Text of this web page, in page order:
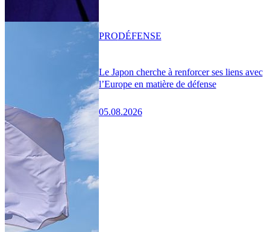
Le Japon cherche à renforcer ses liens avec
l’Europe en matière de défense
05.08.2026
PRODÉFENSE